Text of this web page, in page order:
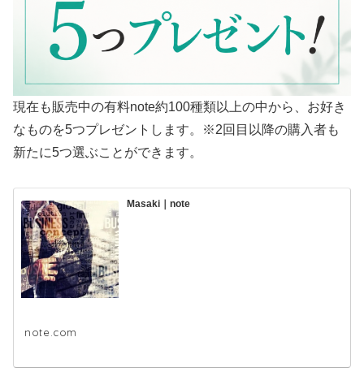
現在も販売中の有料note約100種類以上の中から、お好き
なものを5つプレゼントします。※2回目以降の購入者も
新たに5つ選ぶことができます。
Masaki｜note
note.com